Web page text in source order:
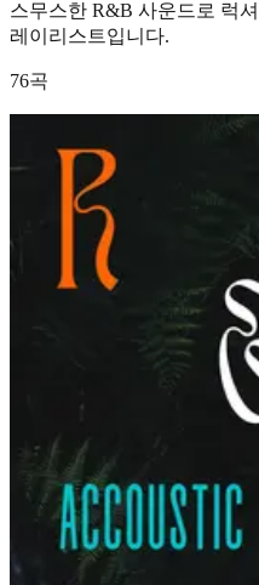
스무스한 R&B 사운드로 럭
레이리스트입니다.
76곡